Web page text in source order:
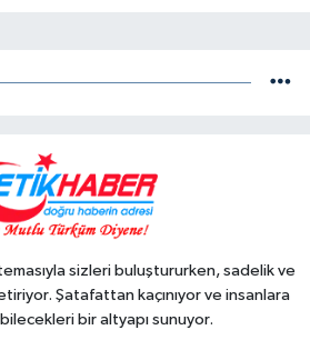
sizleri buluştururken, sadelik ve
Şatafattan kaçınıyor ve insanlara
bir altyapı sunuyor.